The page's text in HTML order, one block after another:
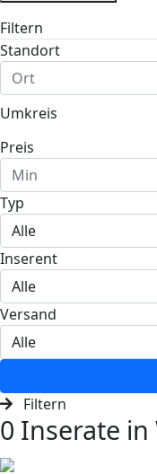
Filtern
Standort
Umkreis
Preis
Typ
Inserent
Versand
Filtern
0 Inserate